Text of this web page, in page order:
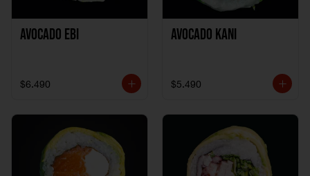
Avocado Ebi
$6.490
Avocado Kani
$5.490